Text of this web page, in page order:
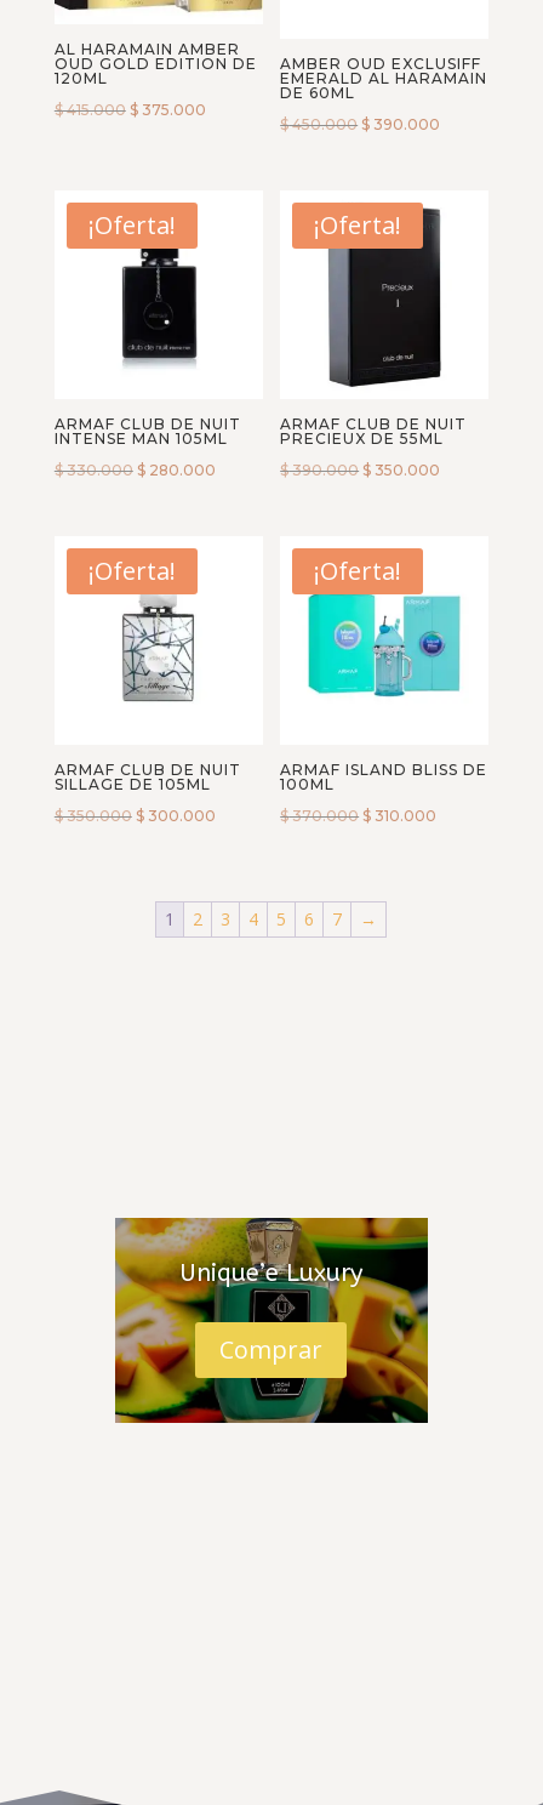
AL HARAMAIN AMBER
OUD GOLD EDITION DE
120ML
$415.000 $375.000
AMBER OUD EXCLUSIFF
EMERALD AL HARAMAIN
DE 60ML
$450.000 $ 390.000
¡Oferta!
ARMAF CLUB DE NUIT
INTENSE MAN 105ML
$330.000 $280.000
¡Oferta!
ARMAF CLUB DE NUIT
PRECIEUX DE 55ML
$390.000 $ 350.000
¡Oferta!
ARMAF CLUB DE NUIT
SILLAGE DE 105ML
$350.000 $300.000
¡Oferta!
ARMAF ISLAND BLISS DE
100ML
$370.000 $ 310.000
1 2 3 4 5 6 7 →
Unique’e Luxury
Comprar